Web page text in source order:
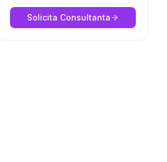
Solicita Consultanta